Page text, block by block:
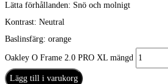
Lätta förhållanden: Snö och molnigt
Kontrast: Neutral
Baslinsfärg: orange
Oakley O Frame 2.0 PRO XL mängd
Lägg till i varukorg